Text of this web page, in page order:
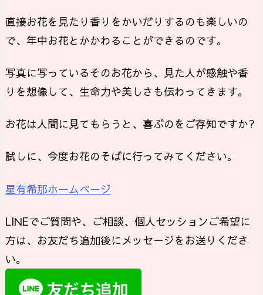
直接お花を見たり香りをかいだりするのも楽しいの
で、年中お花とかかわることができるのです。
写真に写っているそのお花から、見た人が感触や香
りを想像して、生命力や美しさも伝わってきます。
お花は人間に見てもらうと、喜ぶのをご存知ですか?
試しに、今度お花のそばに行ってみてください。
星有希那ホームページ
LINEでご質問や、ご相談、個人セッションご希望に
方は、お友だち追加後にメッセージをお送りくださ
い。